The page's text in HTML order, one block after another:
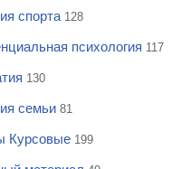
спорта 128
психология 117
130
семьи 81
Курсовые 199